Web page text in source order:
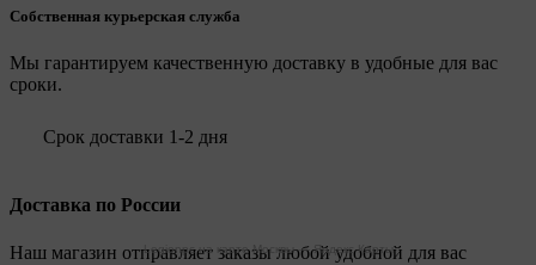
Собственная курьерская служба
Мы гарантируем качественную доставку в удобные для вас
сроки.
Срок доставки 1-2 дня
Доставка по России
Наш магазин отправляет заказы любой удобной для вас
Legionpc на карте Москвы — Яндекс Карты